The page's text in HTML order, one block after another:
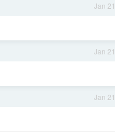
Jan 21
Jan 21
Jan 21